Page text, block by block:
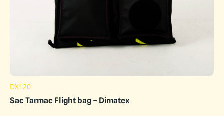
DX120
Sac Tarmac Flight bag – Dimatex